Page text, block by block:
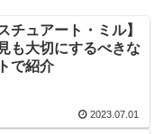
チュアート・ミル】
も大切にするべきな
で紹介
2023.07.01